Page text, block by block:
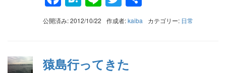
有
公開済み: 2012/10/22 作成者:kaiba カテゴリー: 日常
猿島行ってきた